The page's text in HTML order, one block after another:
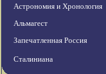
Астрономия и Хронология
Альмагест
Запечатленная Россия
Сталиниана